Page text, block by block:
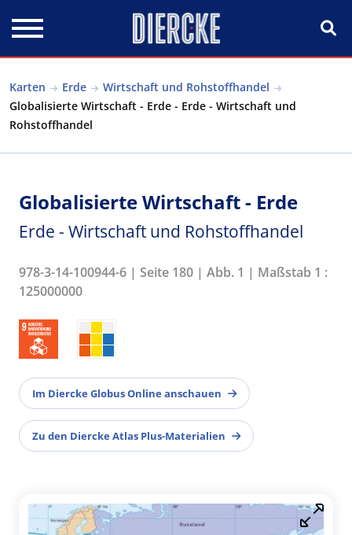
Karten Erde
Wirtschaft und Rohstoffhandel
Globalisierte Wirtschaft - Erde - Erde - Wirtschaft und
Rohstoffhandel
Globalisierte Wirtschaft - Erde
Erde - Wirtschaft und Rohstoffhandel
978-3-14-100944-6 | Seite 180 | Abb. 1 | Maßstab 1 :
125000000
Im Diercke Globus Online anschauen
Zu den Diercke Atlas Plus-Materialien